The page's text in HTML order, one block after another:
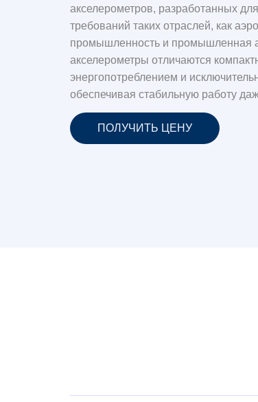
акселерометров, разработанных
требований таких отраслей, как
промышленность и промышленная
акселерометры отличаются
энергопотреблением и
обеспечивая стабильную работу
ПОЛУЧИТЬ ЦЕНУ